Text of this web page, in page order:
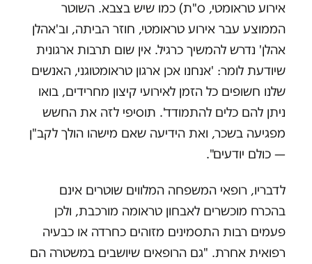
אירוע טראומטי, ס"ת) כמו שיש בצבא. השוטר
הממוצע עבר אירוע טראומטי, חוזר הביתה, וב'אהלן
אהלן' נדרש להמשיך כרגיל. אין שום תרבות ארגונית
שיודעת לומר: 'אנחנו אכן ארגון טראומטוגני, האנשים
שלנו חשופים כל הזמן לאירועי קיצון מחרידים, בואו
ניתן להם כלים להתמודד'. תוסיפי לזה את החשש
מפגיעה בשכר, ואת הידיעה שאם מישהו הולך לקב"ן
— כולם יודעים".
לדבריו, רופאי המשפחה המלווים שוטרים אינם
בהכרח מוכשרים לאבחון טראומה מורכבת, ולכן
פעמים רבות התסמינים מזוהים כחרדה או כבעיה
רפואית אחרת. "גם הרופאים שיושבים במשטרה הם